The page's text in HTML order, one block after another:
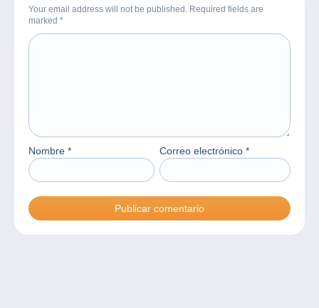
Your email address will not be published. Required fields are
marked *
Nombre * Correo electrónico *